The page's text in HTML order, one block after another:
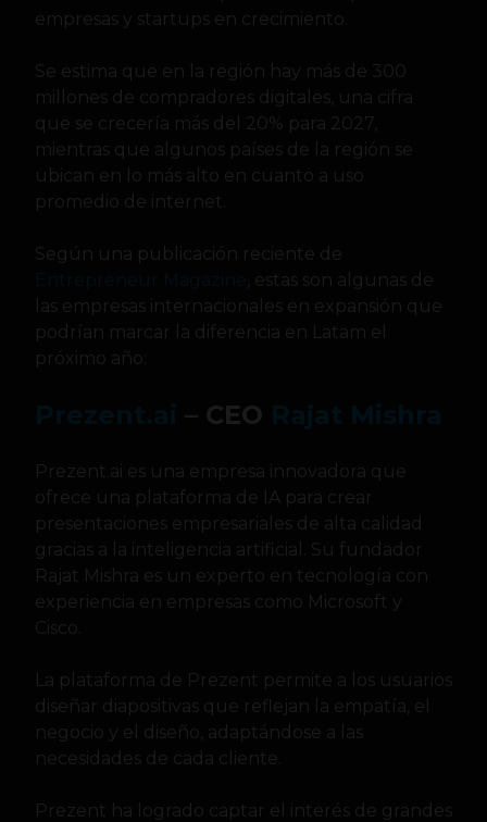
empresas y startups en crecimiento.
Se estima que en la región hay más de 300
millones de compradores digitales, una cifra
que se crecería más del 20% para 2027,
mientras que algunos países de la región se
ubican en lo más alto en cuanto a uso
promedio de internet.
Según una publicación reciente de
, estas son algunas de
las empresas internacionales en expansión que
podrían marcar la diferencia en Latam el
próximo año:
– CEO
Prezent.ai es una empresa innovadora que
ofrece una plataforma de IA para crear
presentaciones empresariales de alta calidad
gracias a la inteligencia artificial. Su fundador
Rajat Mishra es un experto en tecnología con
experiencia en empresas como Microsoft y
Cisco.
La plataforma de Prezent permite a los usuarios
diseñar diapositivas que reflejan la empatía, el
negocio y el diseño, adaptándose a las
necesidades de cada cliente.
Prezent ha logrado captar el interés de grandes